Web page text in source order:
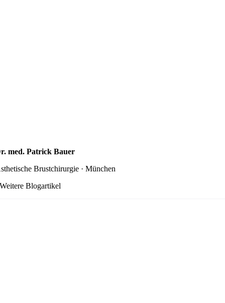
med. Patrick Bauer
Brustchirurgie · München
Weitere Blogartikel